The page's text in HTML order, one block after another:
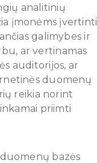
analitinių
įmonėms įvertinti
galimybes ir
ar vertinamas
auditorijos, ar
duomenų
reikia norint
priimti
bazės